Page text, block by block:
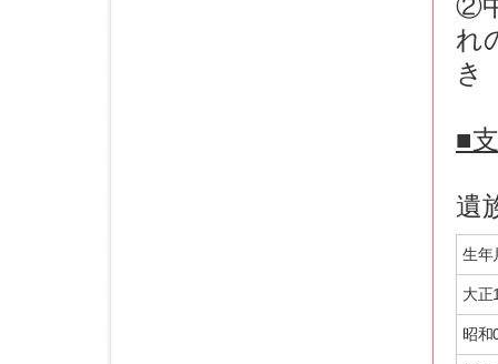
②
れ
き
■
遺
生年
大正
昭和